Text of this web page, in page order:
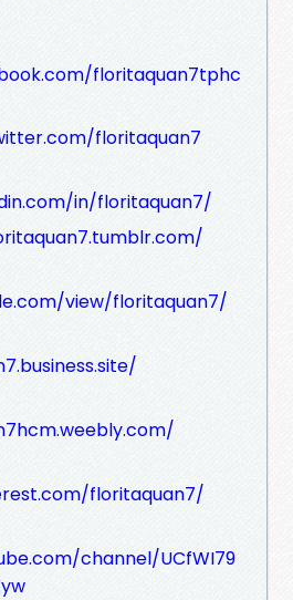
floritaquan7tphc
floritaquan7
in/floritaquan7/
view/floritaquan7/
floritaquan7/
channel/UCfWI79